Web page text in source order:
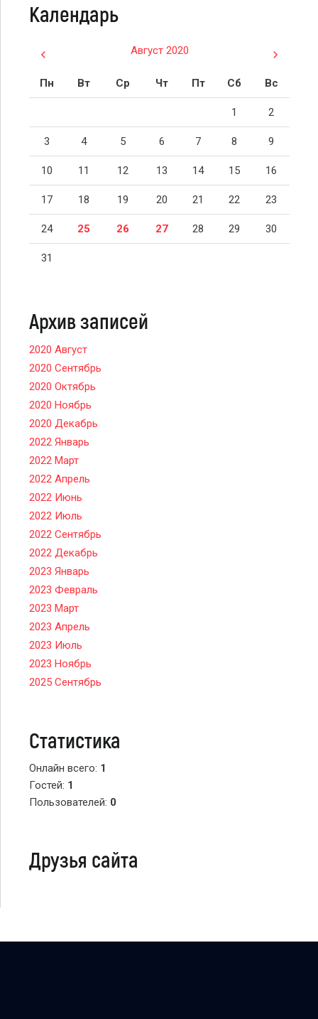
Календарь
Август 2020
Пн Вт Ср Чт Пт Сб Вс
1 2
3 4 5 6 7 8 9
10 11 12 13 14 15 16
17 18 19 20 21 22 23
24 25 26 27 28 29 30
31
Архив записей
2020 Август
2020 Сентябрь
2020 Октябрь
2020 Ноябрь
2020 Декабрь
2022 Январь
2022 Март
2022 Апрель
2022 Июнь
2022 Июль
2022 Сентябрь
2022 Декабрь
2023 Январь
2023 Февраль
2023 Март
2023 Апрель
2023 Июль
2023 Ноябрь
2025 Сентябрь
Статистика
Онлайн всего: 1
Гостей: 1
Пользователей: 0
Друзья сайта